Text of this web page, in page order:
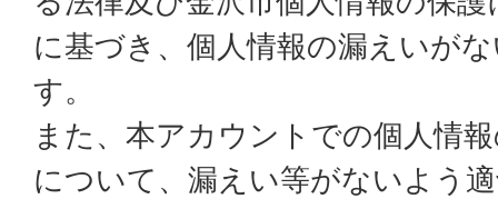
に基づき、個人情報の漏えいが
す。
また、本アカウントでの個人情
について、漏えい等がないよう